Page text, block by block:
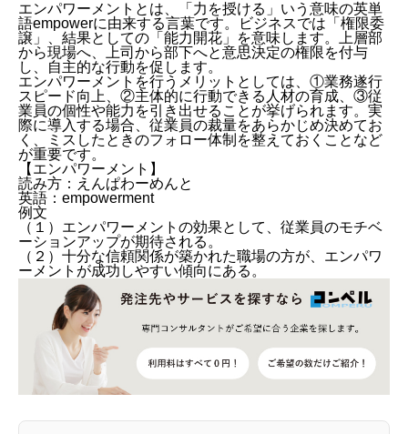
エンパワーメントとは、「力を授ける」いう意味の英単
語empowerに由来する言葉です。ビジネスでは「権限委
譲」、結果としての「能力開花」を意味します。上層部
から現場へ、上司から部下へと意思決定の権限を付与
し、自主的な行動を促します。
エンパワーメントを行うメリットとしては、①業務遂行
スピード向上、②主体的に行動できる人材の育成、③従
業員の個性や能力を引き出せることが挙げられます。実
際に導入する場合、従業員の裁量をあらかじめ決めてお
く、ミスしたときのフォロー体制を整えておくことなど
が重要です。
【エンパワーメント】
読み方：えんぱわーめんと
英語：empowerment
例文
（１）エンパワーメントの効果として、従業員のモチベ
ーションアップが期待される。
（２）十分な信頼関係が築かれた職場の方が、エンパワ
ーメントが成功しやすい傾向にある。